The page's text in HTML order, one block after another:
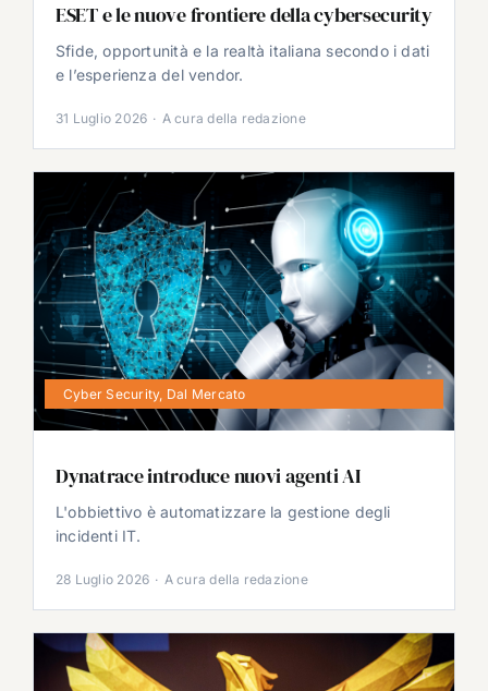
ESET e le nuove frontiere della cybersecurity
Sfide, opportunità e la realtà italiana secondo i dati
e l’esperienza del vendor.
31 Luglio 2026 · A cura della redazione
Cyber Security, Dal Mercato
Dynatrace introduce nuovi agenti AI
L'obbiettivo è automatizzare la gestione degli
incidenti IT.
28 Luglio 2026 · A cura della redazione